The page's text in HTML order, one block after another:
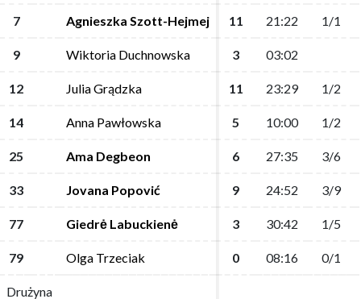
7 Agnieszka Szott-Hejmej 11 21:22 1/1
9 Wiktoria Duchnowska 3 03:02
12 Julia Grądzka 11 23:29 1/2
14 Anna Pawłowska 5 10:00 1/2
25 Ama Degbeon 6 27:35 3/6
33 Jovana Popović 9 24:52 3/9
77 Giedrė Labuckienė 3 30:42 1/5
79 Olga Trzeciak 0 08:16 0/1
Drużyna
7 Agnieszka Szott-Hejmej 11 21:22 1/1
9 Wiktoria Duchnowska 3 03:02
12 Julia Grądzka 11 23:29 1/2
14 Anna Pawłowska 5 10:00 1/2
25 Ama Degbeon 6 27:35 3/6
33 Jovana Popović 9 24:52 3/9
77 Giedrė Labuckienė 3 30:42 1/5
79 Olga Trzeciak 0 08:16 0/1
Drużyna